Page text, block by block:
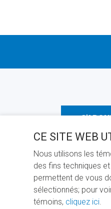
CE SITE WEB
Nous utilisons les
des fins techniques
permettent de vous
sélectionnés; pour
témoins, cliquez ici.